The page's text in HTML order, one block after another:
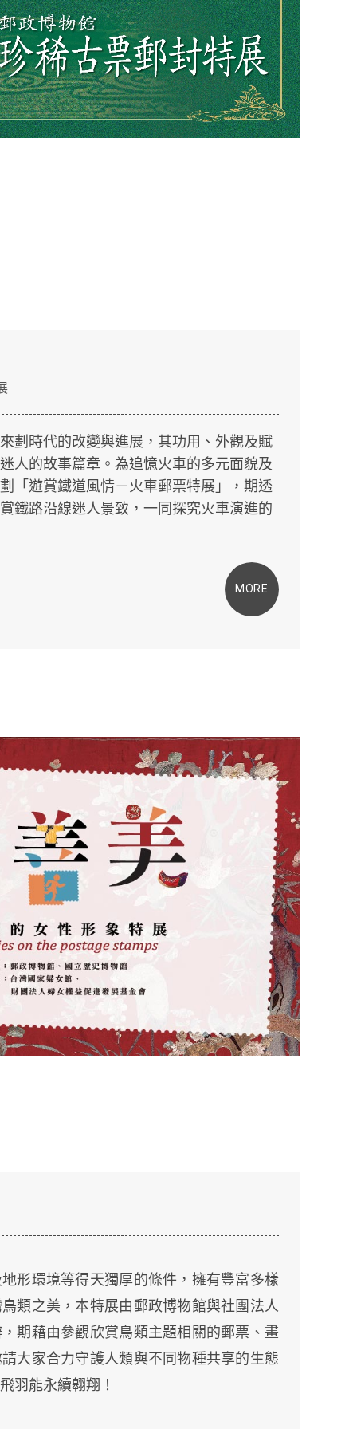
劃時代的改變與進展，其功用、外觀及賦
人的故事篇章。為追憶火車的多元面貌及
「遊賞鐵道風情－火車郵票特展」，期透
鐵路沿線迷人景致，一同探究火車演進的
MORE
形環境等得天獨厚的條件，擁有豐富多樣
類之美，本特展由郵政博物館與社團法人
期藉由參觀欣賞鳥類主題相關的郵票、畫
大家合力守護人類與不同物種共享的生態
羽能永續翱翔！